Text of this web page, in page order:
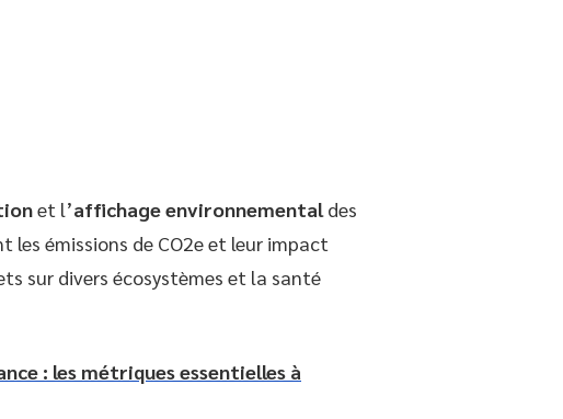
et l’affichage environnementaldes
les émissions de CO2e et leur impact
sur divers écosystèmes et la santé
: les métriques essentielles à